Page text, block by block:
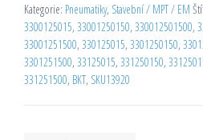
Kategorie: Pneumatiky, Stavební / MPT / EM
3300125015, 33001250150, 330012501500,
33001251500, 330125015, 3301250150,
3301251500, 33125015, 331250150,
331251500, BKT, SKU13920